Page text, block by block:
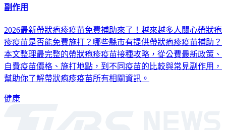
副作用
2026最新帶狀疱疹疫苗免費補助來了！越來越多人關心帶狀疱
疹疫苗是否能免費施打？哪些縣市有提供帶狀疱疹疫苗補助？
本文整理最完整的帶狀疱疹疫苗接種攻略，從公費最新政策、
自費疫苗價格、施打地點，到不同疫苗的比較與常見副作用，
幫助你了解帶狀疱疹疫苗所有相關資訊。
健康